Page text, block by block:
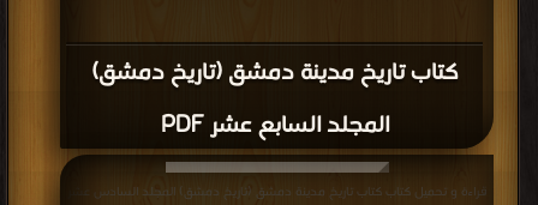
كتاب تاريخ مدينة دمشق (تاريخ دمشق)
المجلد السابع عشر PDF
قراءة و تحميل كتاب كتاب تاريخ مدينة دمشق (تاريخ دمشق) المجلد السادس عشر